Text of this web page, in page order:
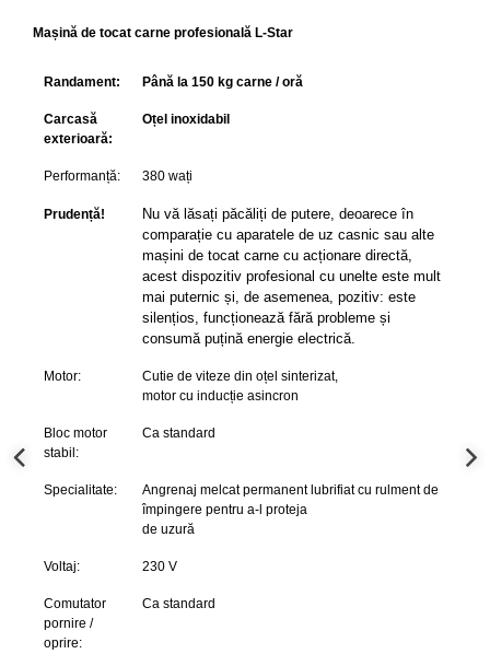
Mașină de tocat carne profesională L-Star
Randament: Până la 150 kg carne / oră
Carcasă
exterioară:
Oțel inoxidabil
Performanță: 380 wați
Prudență!
Nu vă lăsați păcăliți de putere, deoarece în
comparație cu aparatele de uz casnic sau alte
mașini de tocat carne cu acționare directă,
acest dispozitiv profesional cu unelte este mult
mai puternic și, de asemenea, pozitiv: este
silențios, funcționează fără probleme și
consumă puțină energie electrică.
Motor:
Cutie de viteze din oțel sinterizat,
motor cu inducție asincron
Bloc motor
stabil:
Ca standard
Specialitate:
Angrenaj melcat permanent lubrifiat cu rulment de
împingere pentru a-l proteja
de uzură
Voltaj: 230 V
Comutator
pornire /
oprire:
Ca standard